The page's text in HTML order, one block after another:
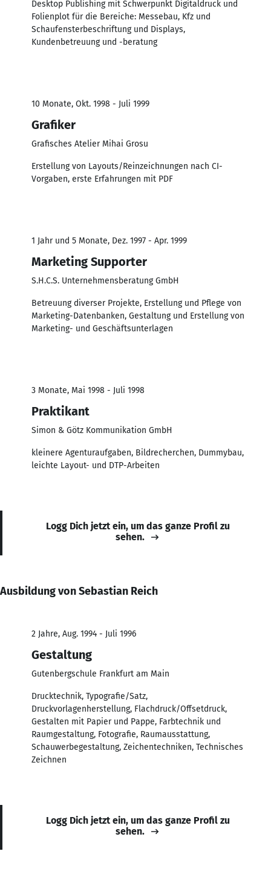
Desktop Publishing mit Schwerpunkt Digitaldruck und
Folienplot für die Bereiche: Messebau, Kfz und
Schaufensterbeschriftung und Displays,
Kundenbetreuung und -beratung
10 Monate, Okt. 1998 - Juli 1999
Grafiker
Grafisches Atelier Mihai Grosu
Erstellung von Layouts/Reinzeichnungen nach CI-
Vorgaben, erste Erfahrungen mit PDF
1 Jahr und 5 Monate, Dez. 1997 - Apr. 1999
Marketing Supporter
S.H.C.S. Unternehmensberatung GmbH
Betreuung diverser Projekte, Erstellung und Pflege von
Marketing-Datenbanken, Gestaltung und Erstellung von
Marketing- und Geschäftsunterlagen
3 Monate, Mai 1998 - Juli 1998
Praktikant
Simon & Götz Kommunikation GmbH
kleinere Agenturaufgaben, Bildrecherchen, Dummybau,
leichte Layout- und DTP-Arbeiten
Logg Dich jetzt ein, um das ganze Profil zu
sehen.
Ausbildung von Sebastian Reich
2 Jahre, Aug. 1994 - Juli 1996
Gestaltung
Gutenbergschule Frankfurt am Main
Drucktechnik, Typografie/Satz,
Druckvorlagenherstellung, Flachdruck/Offsetdruck,
Gestalten mit Papier und Pappe, Farbtechnik und
Raumgestaltung, Fotografie, Raumausstattung,
Schauwerbegestaltung, Zeichentechniken, Technisches
Zeichnen
Logg Dich jetzt ein, um das ganze Profil zu
sehen.